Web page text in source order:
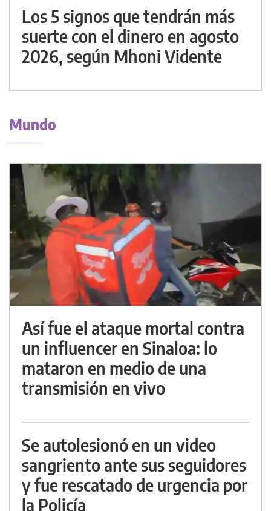
Los 5 signos que tendrán más
suerte con el dinero en agosto
2026, según Mhoni Vidente
Mundo
Así fue el ataque mortal contra
un influencer en Sinaloa: lo
mataron en medio de una
transmisión en vivo
Se autolesionó en un video
sangriento ante sus seguidores
y fue rescatado de urgencia por
la Policía